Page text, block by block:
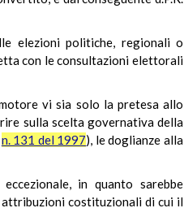
elezioni politiche, regionali o
con le consultazioni elettorali
vi sia solo la pretesa allo
sulla scelta governativa della
n. 131 del 1997), le doglianze alla
in quanto sarebbe
attribuzioni costituzionali di cui il